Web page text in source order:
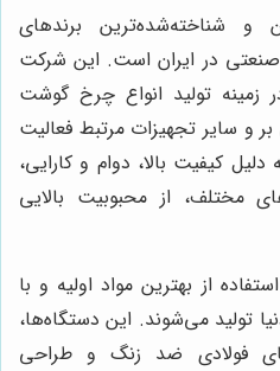
و شناخته‌شده‌ترین برندهای
صنعتی در ایران است. این شرکت
زمینه تولید انواع چرخ گوشت
و سایر تجهیزات مرتبط فعالیت
کیفیت بالا، دوام و کارایی،
مختلف، از محبوبیت بالایی
از بهترین مواد اولیه و با
تولید می‌شوند. این دستگاه‌ها،
فولادی ضد زنگ و طراحی